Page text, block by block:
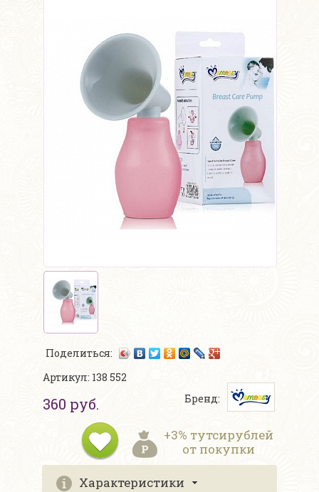
Поделиться:
Артикул: 138 552
360 руб. Бренд:
+3% тутсирублей
от покупки
Характеристики